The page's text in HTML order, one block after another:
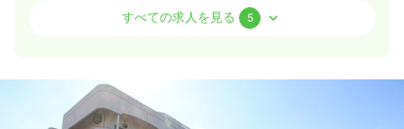
21.0万円/月
※経験16年の例
時間 8:00～17:00（休憩60分）
すべての求人を見る 5